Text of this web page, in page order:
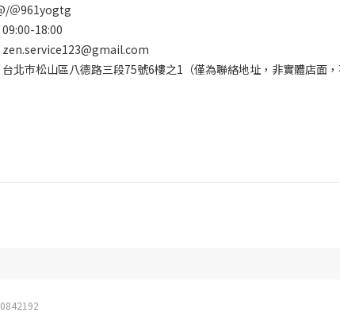
＠961yogtg
18:00
zen.service123@gmail.com
北巿松山區八德路三段75號6樓之1（僅為聯絡地址，非實體店面，
90842192